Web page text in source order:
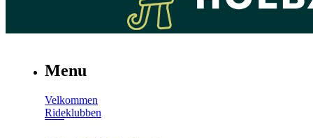
Menu
Velkommen
Rideklubben